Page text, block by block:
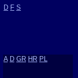
D F S
A D GR HR PL